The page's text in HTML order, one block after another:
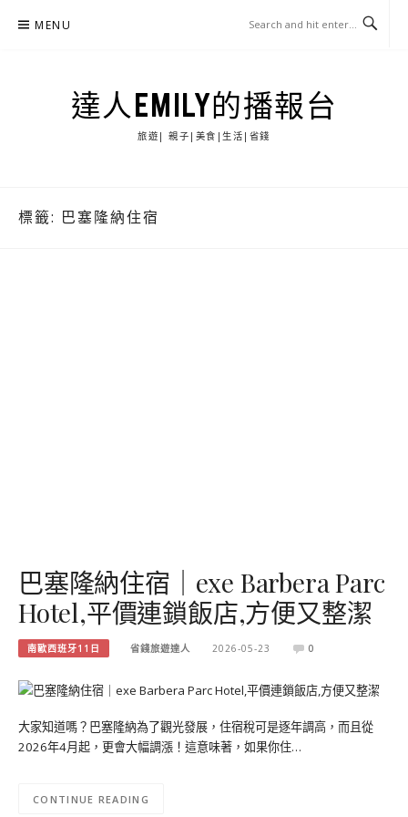
MENU
達人EMILY的播報台
旅遊| 親子|美食|生活|省錢
標籤: 巴塞隆納住宿
巴塞隆納住宿｜exe Barbera Parc
Hotel,平價連鎖飯店,方便又整潔
南歐西班牙11日 省錢旅遊達人 2026-05-23 0
大家知道嗎？巴塞隆納為了觀光發展，住宿稅可是逐年調高，而且從
2026年4月起，更會大幅調漲！這意味著，如果你住…
CONTINUE READING